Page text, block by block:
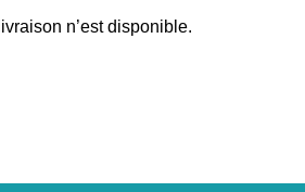
n’est disponible.